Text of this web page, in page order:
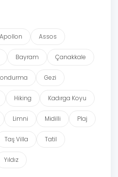
Apollon Assos
Bayram Çanakkale
Gezi
Hiking Kadırga Koyu
Limni Midilli Plaj
Taş Villa Tatil
Yıldız